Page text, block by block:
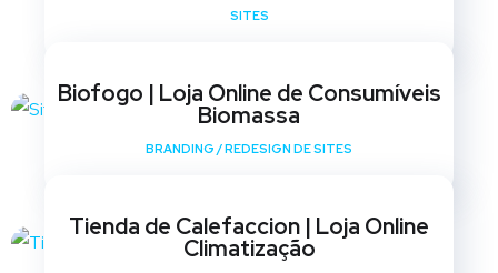
SITES
Biofogo | Loja Online de Consumíveis
Biomassa
BRANDING /REDESIGN DE SITES
Tienda de Calefaccion | Loja Online
Climatização